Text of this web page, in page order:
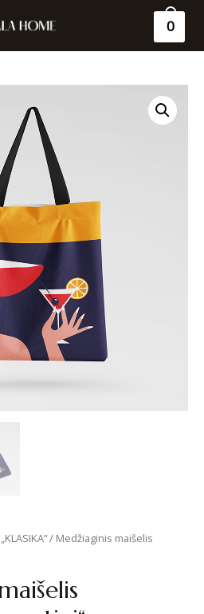
0
„KLASIKA”/ Medžiaginis maišelis